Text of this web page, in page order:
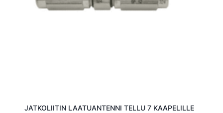
JATKOLIITIN LAATUANTENNI TELLU 7 KAAPELILLE